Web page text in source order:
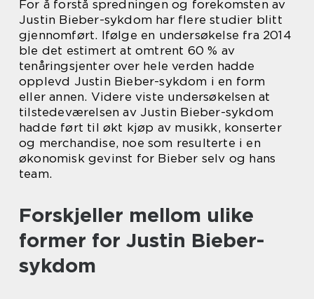
For å forstå spredningen og forekomsten av
Justin Bieber-sykdom har flere studier blitt
gjennomført. Ifølge en undersøkelse fra 2014
ble det estimert at omtrent 60 % av
tenåringsjenter over hele verden hadde
opplevd Justin Bieber-sykdom i en form
eller annen. Videre viste undersøkelsen at
tilstedeværelsen av Justin Bieber-sykdom
hadde ført til økt kjøp av musikk, konserter
og merchandise, noe som resulterte i en
økonomisk gevinst for Bieber selv og hans
team.
Forskjeller mellom ulike
former for Justin Bieber-
sykdom